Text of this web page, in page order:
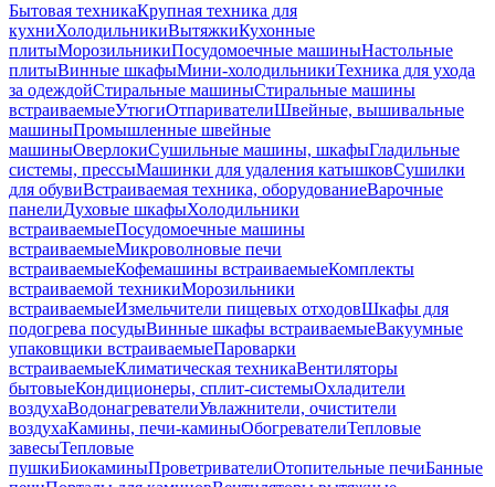
Бытовая техникаКрупная техника для
кухниХолодильникиВытяжкиКухонные
плитыМорозильникиПосудомоечные машиныНастольные
плитыВинные шкафыМини-холодильникиТехника для ухода
за одеждойСтиральные машиныСтиральные машины
встраиваемыеУтюгиОтпаривателиШвейные, вышивальные
машиныПромышленные швейные
машиныОверлокиСушильные машины, шкафыГладильные
системы, прессыМашинки для удаления катышковСушилки
для обувиВстраиваемая техника, оборудованиеВарочные
панелиДуховые шкафыХолодильники
встраиваемыеПосудомоечные машины
встраиваемыеМикроволновые печи
встраиваемыеКофемашины встраиваемыеКомплекты
встраиваемой техникиМорозильники
встраиваемыеИзмельчители пищевых отходовШкафы для
подогрева посудыВинные шкафы встраиваемыеВакуумные
упаковщики встраиваемыеПароварки
встраиваемыеКлиматическая техникаВентиляторы
бытовыеКондиционеры, сплит-системыОхладители
воздухаВодонагревателиУвлажнители, очистители
воздухаКамины, печи-каминыОбогревателиТепловые
завесыТепловые
пушкиБиокаминыПроветривателиОтопительные печиБанные